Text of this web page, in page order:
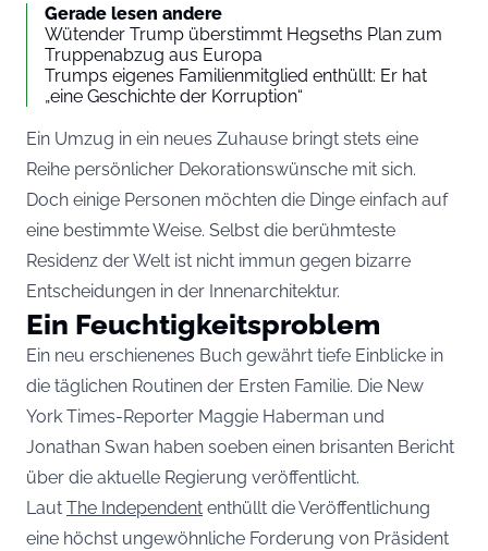
Gerade lesen andere
Wütender Trump überstimmt Hegseths Plan zum
Truppenabzug aus Europa
Trumps eigenes Familienmitglied enthüllt: Er hat
„eine Geschichte der Korruption“
Ein Umzug in ein neues Zuhause bringt stets eine
Reihe persönlicher Dekorationswünsche mit sich.
Doch einige Personen möchten die Dinge einfach auf
eine bestimmte Weise. Selbst die berühmteste
Residenz der Welt ist nicht immun gegen bizarre
Entscheidungen in der Innenarchitektur.
Ein Feuchtigkeitsproblem
Ein neu erschienenes Buch gewährt tiefe Einblicke in
die täglichen Routinen der Ersten Familie. Die New
York Times-Reporter Maggie Haberman und
Jonathan Swan haben soeben einen brisanten Bericht
über die aktuelle Regierung veröffentlicht.
Laut The Independent enthüllt die Veröffentlichung
eine höchst ungewöhnliche Forderung von Präsident